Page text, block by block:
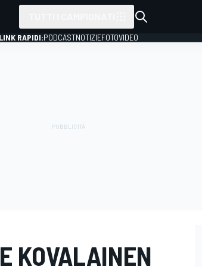
LINK RAPIDI:PODCASTNOTIZIEFOTOVIDEO
KOVALAINEN